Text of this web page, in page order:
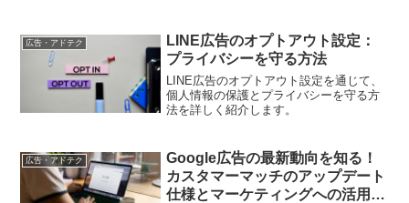
し、合格に向けた効果的な対策を学ぶこ
とができます。
広告・アドテク
LINE広告のオプトアウト設定：
プライバシーを守る方法
LINE広告のオプトアウト設定を通じて、
個人情報の保護とプライバシーを守る方
法を詳しく紹介します。
広告・アドテク
Google広告の最新動向を知る！
カスタマーマッチのアップデート
仕様とマーケティングへの活用手